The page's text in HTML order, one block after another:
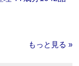
もっと見る »